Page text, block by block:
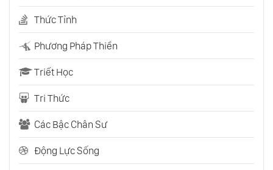
Thức Tỉnh
Phương Pháp Thiền
Triết Học
Tri Thức
Các Bậc Chân Sư
Động Lực Sống